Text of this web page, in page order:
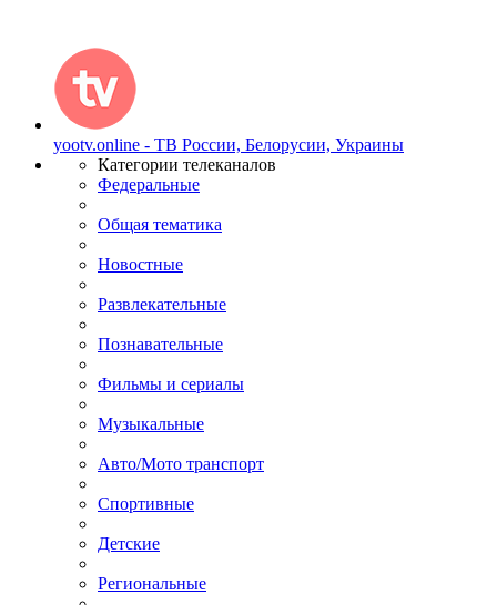
yootv.online - ТВ России, Белорусии, Украины
Категории телеканалов
Федеральные
Общая тематика
Новостные
Развлекательные
Познавательные
Фильмы и сериалы
Музыкальные
Авто/Мото транспорт
Спортивные
Детские
Региональные